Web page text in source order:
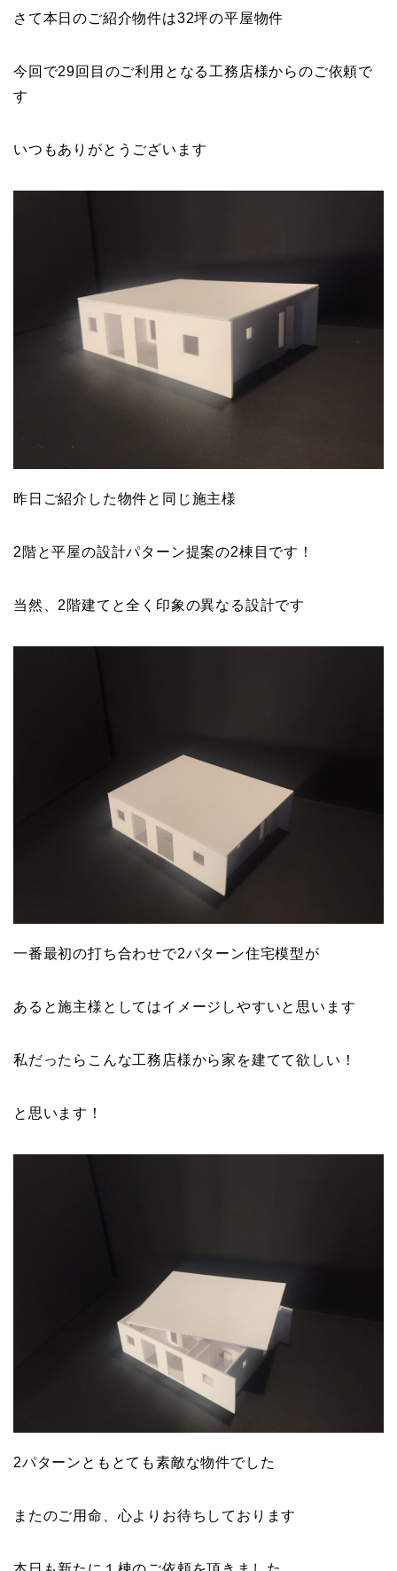
さて本日のご紹介物件は32坪の平屋物件
今回で29回目のご利用となる工務店様からのご依頼で
す
いつもありがとうございます
昨日ご紹介した物件と同じ施主様
2階と平屋の設計パターン提案の2棟目です！
当然、2階建てと全く印象の異なる設計です
一番最初の打ち合わせで2パターン住宅模型が
あると施主様としてはイメージしやすいと思います
私だったらこんな工務店様から家を建てて欲しい！
と思います！
2パターンともとても素敵な物件でした
またのご用命、心よりお待ちしております